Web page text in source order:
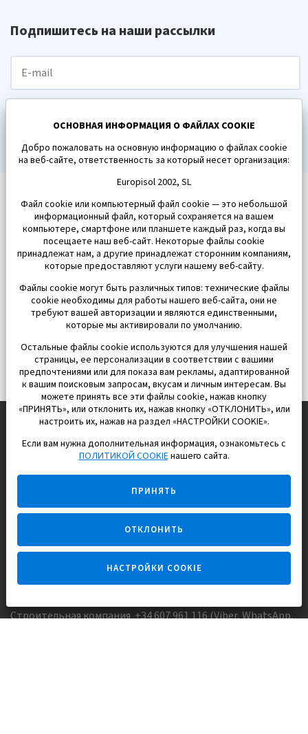
Подпишитесь на наши рассылки
ПОДПИСАТЬСЯ
EUROPISOL 2002 S.L.
Строим и продаем дома
для счастливой жизни в Испании
Задайте вопрос
Строительная компания +34 607 961 116 (Viber, WhatsApp,
ОСНОВНАЯ ИНФОРМАЦИЯ О ФАЙЛАХ COOKIE
Добро пожаловать на основную информацию о файлах cookie
на веб-сайте, ответственность за который несет организация:
Europisol 2002, SL
Файл cookie или компьютерный файл cookie — это небольшой
информационный файл, который сохраняется на вашем
компьютере, смартфоне или планшете каждый раз, когда вы
посещаете наш веб-сайт. Некоторые файлы cookie
принадлежат нам, а другие принадлежат сторонним компаниям,
которые предоставляют услуги нашему веб-сайту.
Файлы cookie могут быть различных типов: технические файлы
cookie необходимы для работы нашего веб-сайта, они не
требуют вашей авторизации и являются единственными,
которые мы активировали по умолчанию.
Остальные файлы cookie используются для улучшения нашей
страницы, ее персонализации в соответствии с вашими
предпочтениями или для показа вам рекламы, адаптированной
к вашим поисковым запросам, вкусам и личным интересам. Вы
можете принять все эти файлы cookie, нажав кнопку
«ПРИНЯТЬ», или отклонить их, нажав кнопку «ОТКЛОНИТЬ», или
настроить их, нажав на раздел «НАСТРОЙКИ COOKIE».
Если вам нужна дополнительная информация, ознакомьтесь с
ПОЛИТИКОЙ COOKIEнашего сайта.
ПРИНЯТЬ
ОТКЛОНИТЬ
НАСТРОЙКИ COOKIE